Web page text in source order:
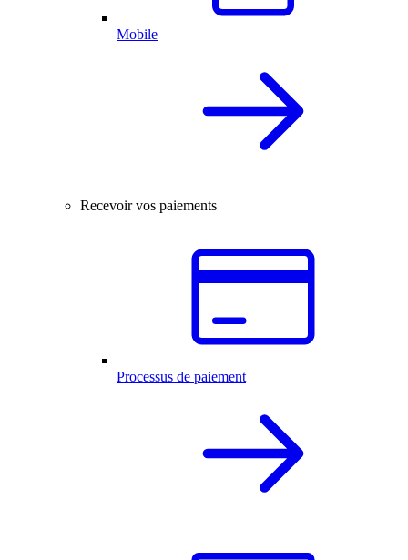
Mobile
Recevoir vos paiements
Processus de paiement